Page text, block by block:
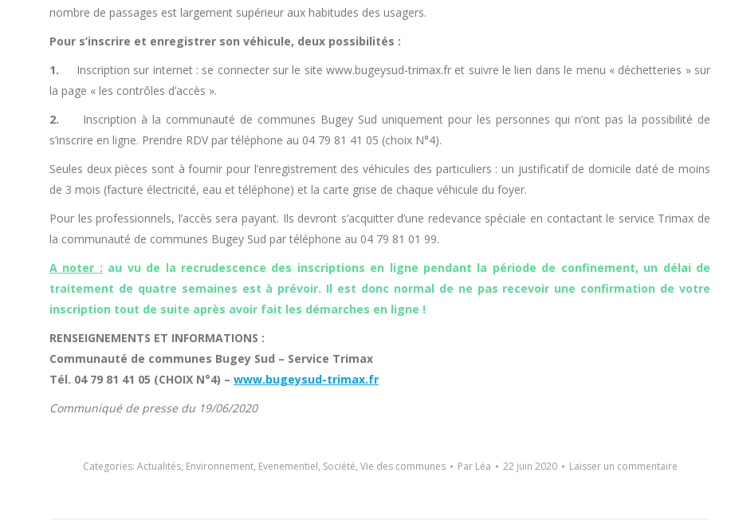
nombre de passages est largement supérieur aux habitudes des usagers.
Pour s’inscrire et enregistrer son véhicule, deux possibilités :
1.
Inscription sur internet : se connecter sur le site www.bugeysud-trimax.fr et suivre le lien dans le menu « déchetteries » sur
la page « les contrôles d’accès ».
2.
Inscription à la communauté de communes Bugey Sud uniquement pour les personnes qui n’ont pas la possibilité de
s’inscrire en ligne. Prendre RDV par téléphone au 04 79 81 41 05 (choix N°4).
Seules deux pièces sont à fournir pour l’enregistrement des véhicules des particuliers : un justificatif de domicile daté de moins
de 3 mois (facture électricité, eau et téléphone) et la carte grise de chaque véhicule du foyer.
Pour les professionnels, l’accès sera payant. Ils devront s’acquitter d’une redevance spéciale en contactant le service Trimax de
la communauté de communes Bugey Sud par téléphone au 04 79 81 01 99.
A noter : au vu de la recrudescence des inscriptions en ligne pendant la période de confinement, un délai de
traitement de quatre semaines est à prévoir. Il est donc normal de ne pas recevoir une confirmation de votre
inscription tout de suite après avoir fait les démarches en ligne !
RENSEIGNEMENTS ET INFORMATIONS :
Communauté de communes Bugey Sud – Service Trimax
Tél. 04 79 81 41 05 (CHOIX N°4) – www.bugeysud-trimax.fr
Communiqué de presse du 19/06/2020
Categories: Actualités, Environnement, Evenementiel, Société, Vie des communes Par Léa 22 juin 2020 Laisser un commentaire